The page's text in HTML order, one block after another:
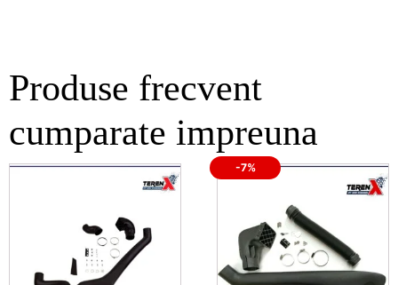
Produse frecvent
cumparate impreuna
-7%